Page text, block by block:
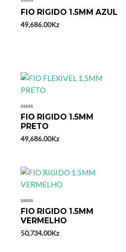
Avaliação
0
de
5
FIO RIGIDO 1.5MM AZUL
49,686.00Kz
Avaliação
0
de
5
FIO RIGIDO 1.5MM
PRETO
49,686.00Kz
Avaliação
0
de
5
FIO RIGIDO 1.5MM
VERMELHO
50,734.00Kz